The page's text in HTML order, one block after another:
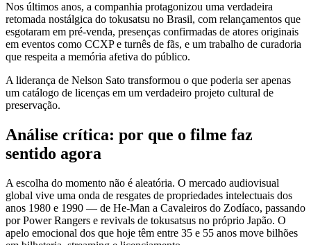
Nos últimos anos, a companhia protagonizou uma verdadeira
retomada nostálgica do tokusatsu no Brasil, com relançamentos que
esgotaram em pré-venda, presenças confirmadas de atores originais
em eventos como CCXP e turnês de fãs, e um trabalho de curadoria
que respeita a memória afetiva do público.
A liderança de Nelson Sato transformou o que poderia ser apenas
um catálogo de licenças em um verdadeiro projeto cultural de
preservação.
Análise crítica: por que o filme faz
sentido agora
A escolha do momento não é aleatória. O mercado audiovisual
global vive uma onda de resgates de propriedades intelectuais dos
anos 1980 e 1990 — de He-Man a Cavaleiros do Zodíaco, passando
por Power Rangers e revivals de tokusatsus no próprio Japão. O
apelo emocional dos que hoje têm entre 35 e 55 anos move bilhões